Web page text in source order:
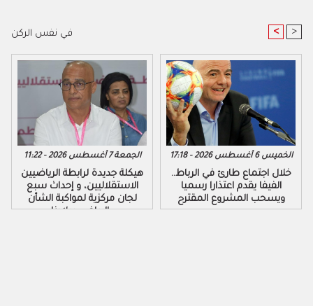
في نفس الركن < >
الجمعة 7 أغسطس 2026 - 11:22
هيكلة جديدة لرابطة الرياضيين
الاستقلاليين، و إحداث سبع
لجان مركزية لمواكبة الشأن
الرياضي ببلادنا..
الخميس 6 أغسطس 2026 - 17:18
خلال اجتماع طارئ في الرباط..
الفيفا يقدم اعتذارا رسميا
ويسحب المشروع المقترح